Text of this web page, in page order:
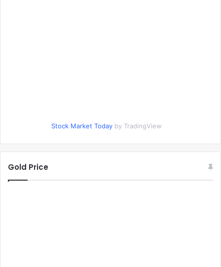
Stock Market Today by TradingView
Gold Price